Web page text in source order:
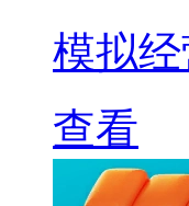
模拟
查看